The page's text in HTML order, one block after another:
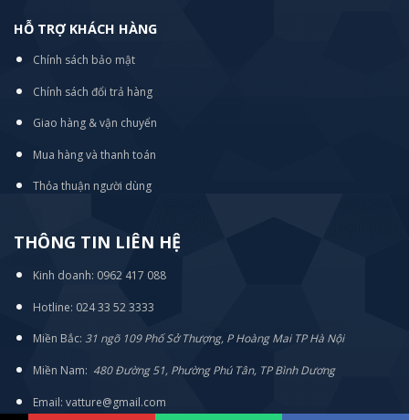
HỖ TRỢ KHÁCH HÀNG
Chính sách bảo mật
Chính sách đổi trả hàng
Giao hàng & vận chuyển
Mua hàng và thanh toán
Thỏa thuận người dùng
THÔNG TIN LIÊN HỆ
Kinh doanh: 0962 417 088
Hotline: 024 33 52 3333
Miền Bắc: 31 ngõ 109 Phố Sở Thượng, P Hoàng Mai TP Hà Nội
Miền Nam: 480 Đường 51, Phường Phú Tân, TP Bình Dương
Email: vatture@gmail.com